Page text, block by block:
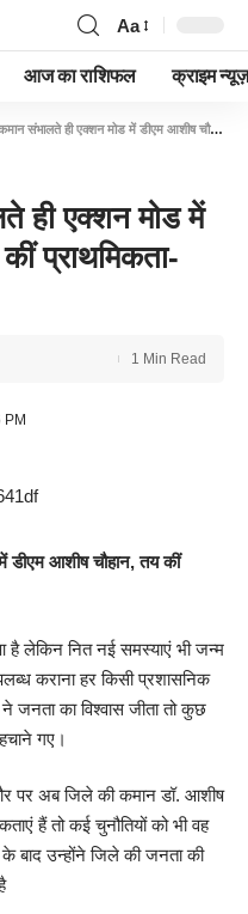
Aa
आज का राशिफल क्राइम न्यूज़
ही एक्शन मोड में डीएम आशीष चौहान, तय कीं प्राथमिकता-Newsnetra
ही एक्शन मोड में
प्राथमिकता-
1 Min Read
डीएम आशीष चौहान, तय कीं
है लेकिन नित नई समस्याएं भी जन्म
कराना हर किसी प्रशासनिक
जनता का विश्वास जीता तो कुछ
गए।
पर अब जिले की कमान डॉ. आशीष
हैं तो कई चुनौतियों को भी वह
बाद उन्होंने जिले की जनता की